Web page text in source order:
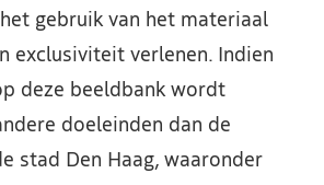
gebruik van het materiaal
exclusiviteit verlenen. Indien
deze beeldbank wordt
doeleinden dan de
stad Den Haag, waaronder